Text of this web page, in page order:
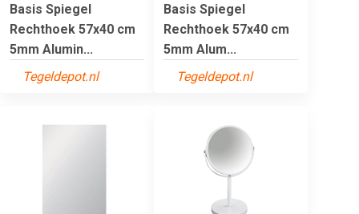
Basis Spiegel
Rechthoek 57x40 cm
5mm Alumin...
Tegeldepot.nl
Basis Spiegel
Rechthoek 57x40 cm
5mm Alum...
Tegeldepot.nl